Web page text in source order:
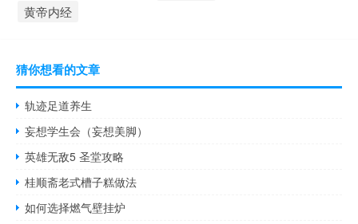
黄帝内经
猜你想看的文章
轨迹足道养生
妄想学生会（妄想美脚）
英雄无敌5 圣堂攻略
桂顺斋老式槽子糕做法
如何选择燃气壁挂炉